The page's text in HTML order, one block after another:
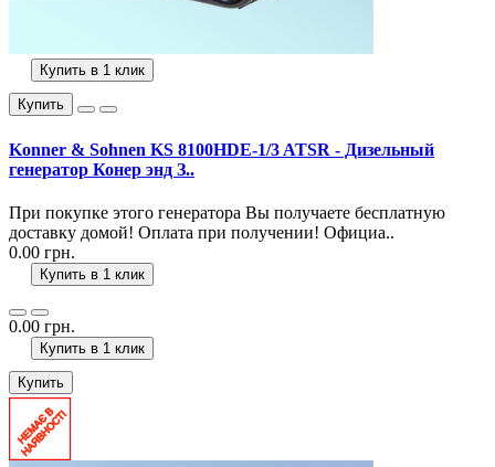
Купить в 1 клик
Купить
Konner & Sohnen KS 8100HDE-1/3 ATSR - Дизельный
генератор Конер энд З..
При покупке этого генератора Вы получаете бесплатную
доставку домой! Оплата при получении! Официа..
0.00 грн.
Купить в 1 клик
0.00 грн.
Купить в 1 клик
Купить